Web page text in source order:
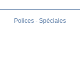
Polices - Spéciales